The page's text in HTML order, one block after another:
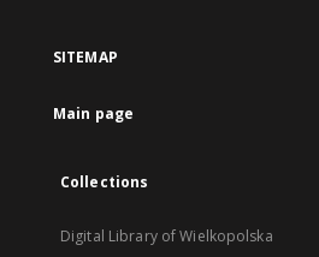
SITEMAP
Main page
Collections
Digital Library of Wielkopolska